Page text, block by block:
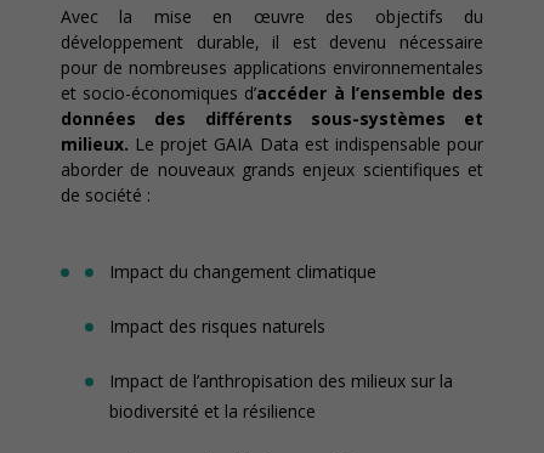
Avec la mise en œuvre des objectifs du
développement durable, il est devenu nécessaire
pour de nombreuses applications environnementales
et socio-économiques d’accéder à l’ensemble des
données des différents sous-systèmes et
milieux. Le projet GAIA Data est indispensable pour
aborder de nouveaux grands enjeux scientifiques et
de société :
Impact du changement climatique
Impact des risques naturels
Impact de l’anthropisation des milieux sur la
biodiversité et la résilience